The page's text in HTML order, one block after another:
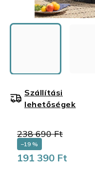
238 690 Ft
–19 %
191 390 Ft
Szállítási
lehetőségek